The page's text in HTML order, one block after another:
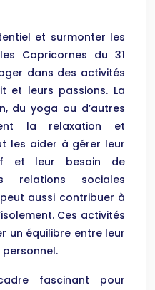
et surmonter les
Capricornes du 31
dans des activités
et leurs passions. La
du yoga ou d’autres
la relaxation et
les aider à gérer leur
et leur besoin de
relations sociales
aussi contribuer à
Ces activités
un équilibre entre leur
fascinant pour